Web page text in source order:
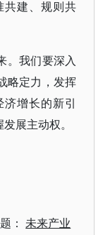
共建、规则共
。我们要深入
略定力，发挥
增长的新引
展主动权。
：未来产业